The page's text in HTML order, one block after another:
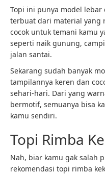
Topi ini punya model lebar
terbuat dari material yang
cocok untuk temani kamu
seperti naik gunung,
jalan santai.
Sekarang sudah banyak
tampilannya keren dan
sehari-hari. Dari yang
bermotif, semuanya bisa
kamu sendiri.
Topi Rimba
Nah, biar kamu gak salah
rekomendasi topi rimba